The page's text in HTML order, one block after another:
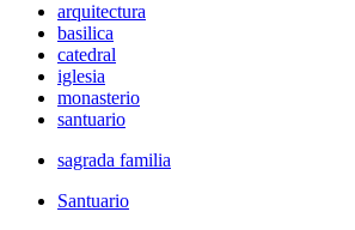
arquitectura
basilica
catedral
iglesia
monasterio
santuario
sagrada familia
Santuario